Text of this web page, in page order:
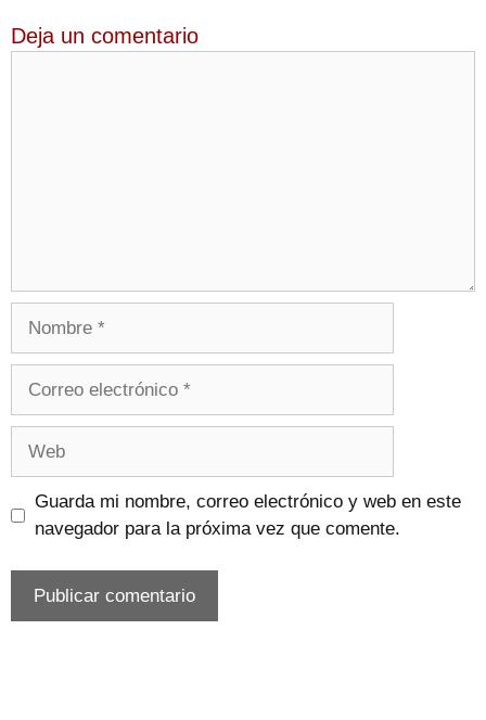
Deja un comentario
Guarda mi nombre, correo electrónico y web en este
navegador para la próxima vez que comente.